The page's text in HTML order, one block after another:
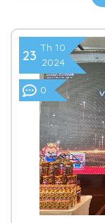
23 Th 10
2024
0